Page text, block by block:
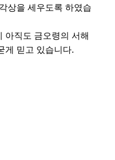
상을 세우도록 하였습
아직도 금오령의 서해
게 믿고 있습니다.